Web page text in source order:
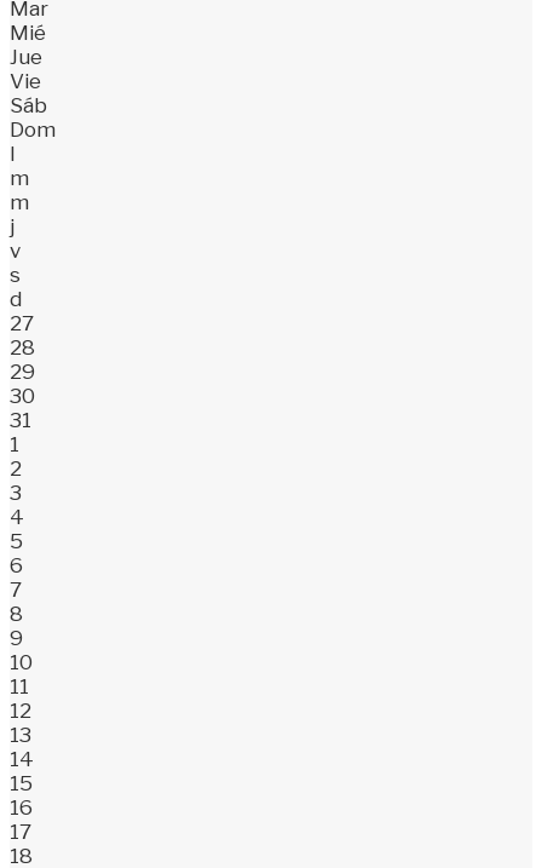
Mar
Mié
Jue
Vie
Sáb
Dom
l
m
m
j
v
s
d
27
28
29
30
31
1
2
3
4
5
6
7
8
9
10
11
12
13
14
15
16
17
18